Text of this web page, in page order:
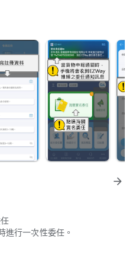
arrow_forward
進行一次性委任。